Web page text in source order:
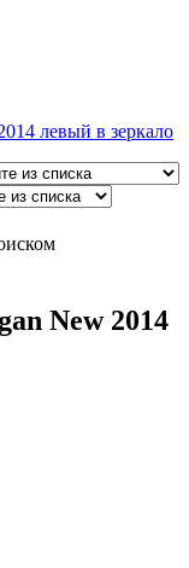
левый в зеркало
New 2014